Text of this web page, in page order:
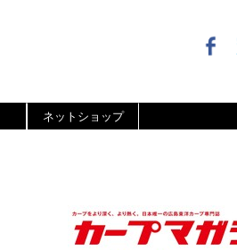
ネットショップ